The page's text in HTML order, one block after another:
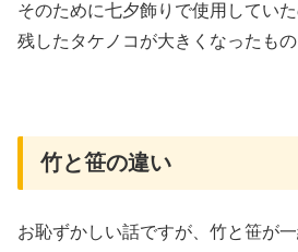
そのために七夕飾りで使用してい
残したタケノコが大きくなったもの
竹と笹の違い
お恥ずかしい話ですが、竹と笹が